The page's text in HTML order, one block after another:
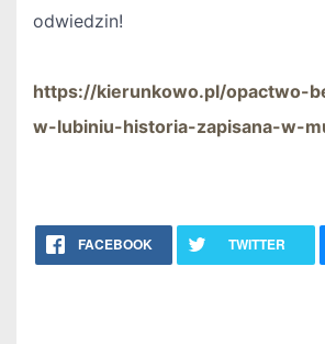
odwiedzin!
https://kierunkowo.pl/opactwo-
w-lubiniu-historia-zapisana-w-
FACEBOOK TWITTER